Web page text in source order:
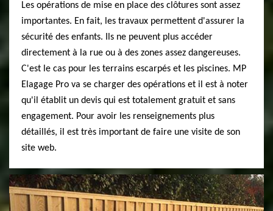
Les opérations de mise en place des clôtures sont assez
importantes. En fait, les travaux permettent d'assurer la
sécurité des enfants. Ils ne peuvent plus accéder
directement à la rue ou à des zones assez dangereuses.
C'est le cas pour les terrains escarpés et les piscines. MP
Elagage Pro va se charger des opérations et il est à noter
qu'il établit un devis qui est totalement gratuit et sans
engagement. Pour avoir les renseignements plus
détaillés, il est très important de faire une visite de son
site web.